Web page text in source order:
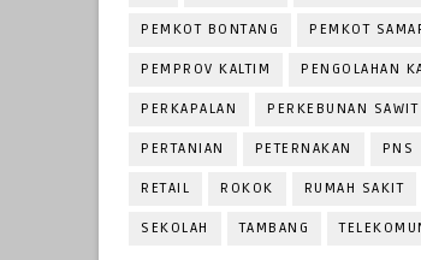
PEMKOT BONTANG PEMKOT
PEMPROV KALTIM PENGOLAHAN
PERKAPALAN PERKEBUNAN SAWIT
PERTANIAN PETERNAKAN PNS
RETAIL ROKOK RUMAH SAKIT
SEKOLAH TAMBANG